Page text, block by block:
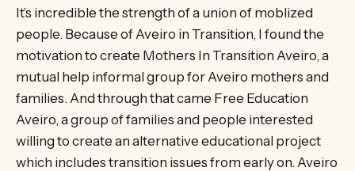
It’s incredible the strength of a union of moblized
people. Because of Aveiro in Transition, I found the
motivation to create Mothers In Transition Aveiro, a
mutual help informal group for Aveiro mothers and
families. And through that came Free Education
Aveiro, a group of families and people interested
willing to create an alternative educational project
which includes transition issues from early on. Aveiro